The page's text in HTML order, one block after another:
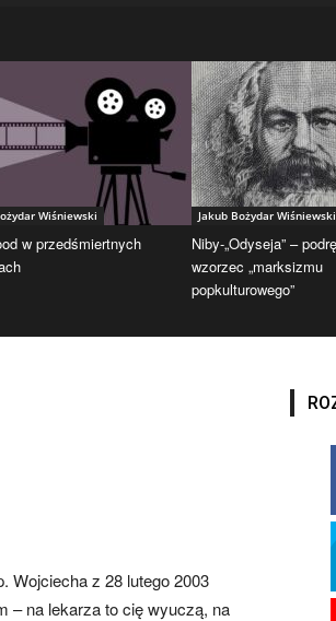
Wiśniewski
w przedśmiertnych
Jakub Bożydar Wiśniewski
Niby-„Odyseja” –
wzorzec „marksizmu
popkulturowego”
Wojciecha z 28 lutego 2003
– na lekarza to cię wyuczą, na